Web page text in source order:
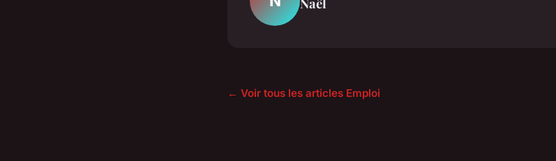
← Voir tous les articles Emploi